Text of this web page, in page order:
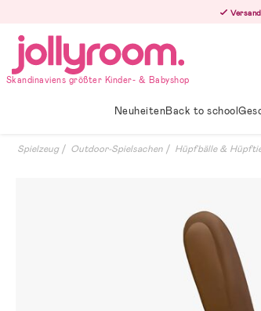
innehållet
Skandinaviens größter Kinder- & Babyshop
NeuheitenBack to school
Spielzeug Outdoor-Spielsachen Hüpfbälle &